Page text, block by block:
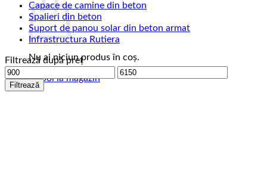
Nu ai niciun produs în coș.
Înapoi la magazin
Capace de camine din beton
Spalieri din beton
Suport de panou solar din beton armat
Infrastructura Rutiera
Filtrează după preț
Preț
minim
Preț
Filtrează